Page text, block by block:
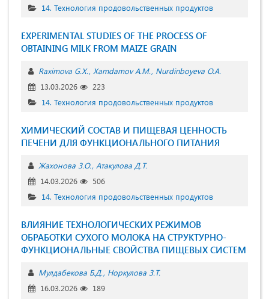
14. Технология продовольственных продуктов
EXPERIMENTAL STUDIES OF THE PROCESS OF
OBTAINING MILK FROM MAIZE GRAIN
Raximova G.X. Xamdamov A.M. Nurdinboyeva O.A.
13.03.2026
223
14. Технология продовольственных продуктов
ХИМИЧЕСКИЙ СОСТАВ И ПИЩЕВАЯ ЦЕННОСТЬ
ПЕЧЕНИ ДЛЯ ФУНКЦИОНАЛЬНОГО ПИТАНИЯ
Жахонова З.О. Атакулова Д.Т.
14.03.2026
506
14. Технология продовольственных продуктов
ВЛИЯНИЕ ТЕХНОЛОГИЧЕСКИХ РЕЖИМОВ
ОБРАБОТКИ СУХОГО МОЛОКА НА СТРУКТУРНО-
ФУНКЦИОНАЛЬНЫЕ СВОЙСТВА ПИЩЕВЫХ СИСТЕМ
Мулдабекова Б.Д. Норкулова З.Т.
16.03.2026
189